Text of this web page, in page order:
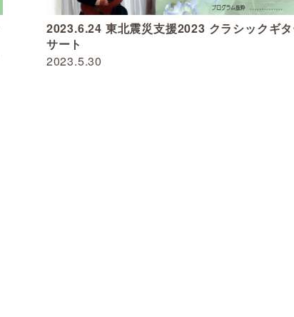
2023.5.30
2023.6.24 東北震災支援2023 クラシックギ
サート